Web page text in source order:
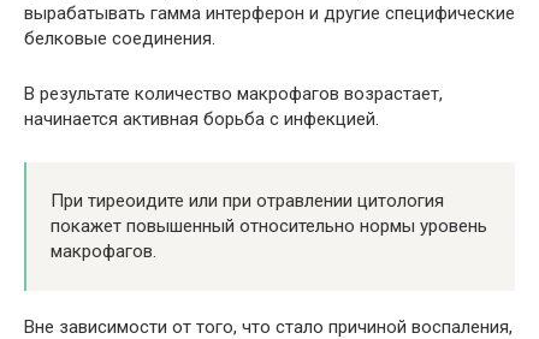
вырабатывать гамма интерферон и другие специфические
белковые соединения.
В результате количество макрофагов возрастает,
начинается активная борьба с инфекцией.
При тиреоидите или при отравлении цитология
покажет повышенный относительно нормы уровень
макрофагов.
Вне зависимости от того, что стало причиной воспаления,